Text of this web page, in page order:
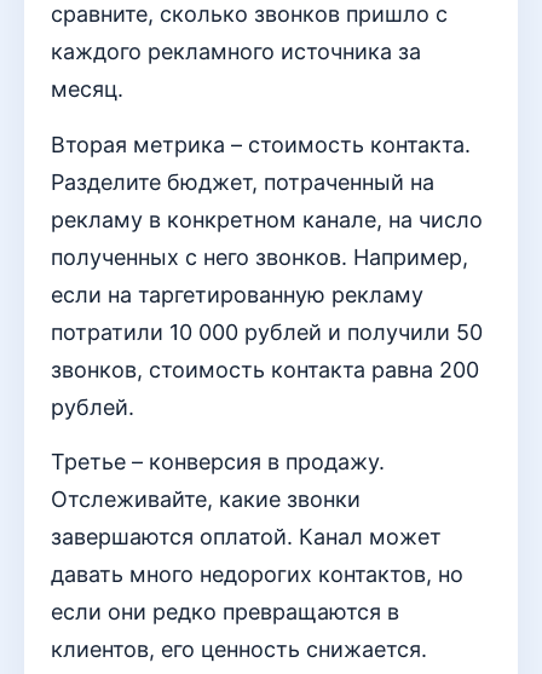
сравните, сколько звонков пришло с
каждого рекламного источника за
месяц.
Вторая метрика – стоимость контакта.
Разделите бюджет, потраченный на
рекламу в конкретном канале, на число
полученных с него звонков. Например,
если на таргетированную рекламу
потратили 10 000 рублей и получили 50
звонков, стоимость контакта равна 200
рублей.
Третье – конверсия в продажу.
Отслеживайте, какие звонки
завершаются оплатой. Канал может
давать много недорогих контактов, но
если они редко превращаются в
клиентов, его ценность снижается.